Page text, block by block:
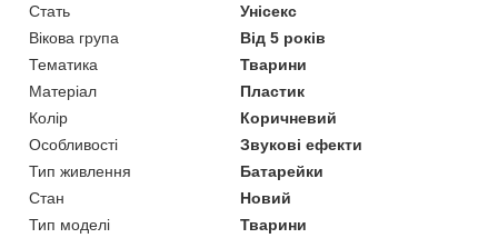
Стать
Унісекс
Вікова група
Від 5 років
Тематика
Тварини
Матеріал
Пластик
Колір
Коричневий
Особливості
Звукові ефекти
Тип живлення
Батарейки
Стан
Новий
Тип моделі
Тварини